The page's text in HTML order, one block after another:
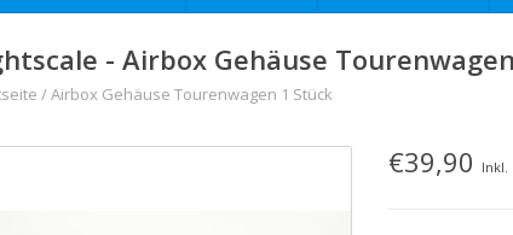
- Airbox Gehäuse
/Airbox Gehäuse Tourenwagen 1 Stück
€39,90 Inkl.